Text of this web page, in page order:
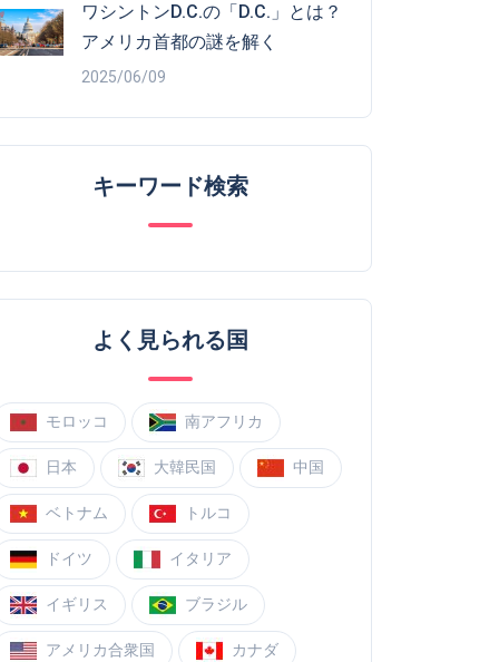
ワシントンD.C.の「D.C.」とは？
アメリカ首都の謎を解く
2025/06/09
キーワード検索
よく見られる国
モロッコ 南アフリカ
日本 大韓民国 中国
ベトナム トルコ
ドイツ イタリア
イギリス ブラジル
アメリカ合衆国 カナダ